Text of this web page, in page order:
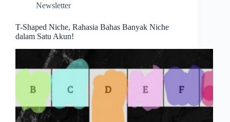
Newsletter
T-Shaped Niche, Rahasia Bahas Banyak Niche
dalam Satu Akun!